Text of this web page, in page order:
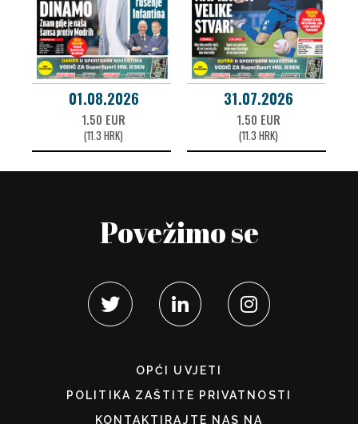
01.08.2026
1.50 EUR
(11.3 HRK)
31.07.2026
1.50 EUR
(11.3 HRK)
Povežimo se
OPĆI UVJETI
POLITIKA ZAŠTITE PRIVATNOSTI
KONTAKTIRAJTE NAS NA